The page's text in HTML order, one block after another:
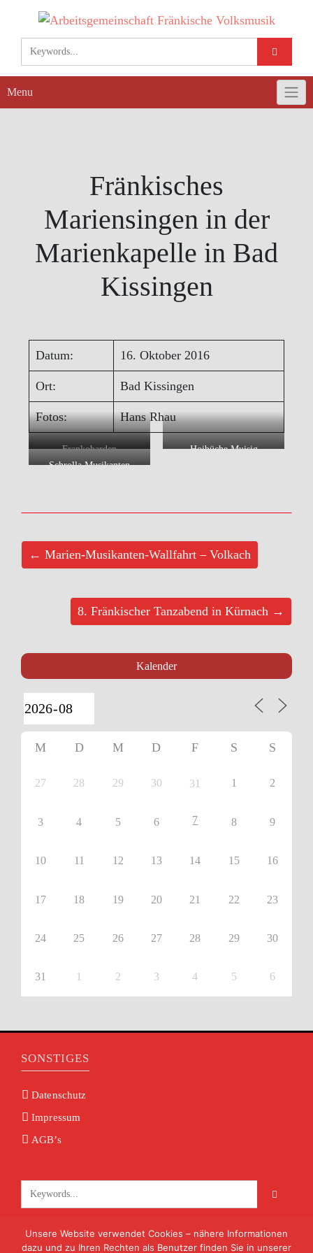
content
Menu
Fränkisches
Mariensingen in der
Marienkapelle in Bad
Kissingen
Datum: 16. Oktober 2016
Ort: Bad Kissingen
Fotos: Hans Rhau
Frankobarden
Hoibüche Muisig
Schrolla Musikanten
← Marien-Musikanten-Wallfahrt – Volkach
8. Fränkischer Tanzabend in Kürnach →
Kalender
M D M D F S S
27 28 29 30 31 1 2
3 4 5 6 7 8 9
10 11 12 13 14 15 16
17 18 19 20 21 22 23
24 25 26 27 28 29 30
31 1 2 3 4 5 6
SONSTIGES
Datenschutz
Impressum
AGB’s
KONTAKT
Unsere Website verwendet Cookies – nähere Informationen
dazu und zu Ihren Rechten als Benutzer finden Sie in unserer